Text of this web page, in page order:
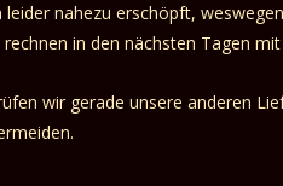
nahezu erschöpft,
in den nächsten Tagen
wir gerade unsere anderen